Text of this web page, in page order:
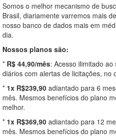
Somos o melhor mecanismo de
Brasil, diariamente varremos mais
nosso banco de dados mais em
dia.
Nossos planos são:
* R$ 44,90/mês: Acesso ilimitado
diários com alertas de licitações, no
* 1x R$239,90 adiantado para 6
mês. Mesmos benefícios do plano
melhor.
* 1x R$369,90 adiantado para 12
mês. Mesmos benefícios do plano